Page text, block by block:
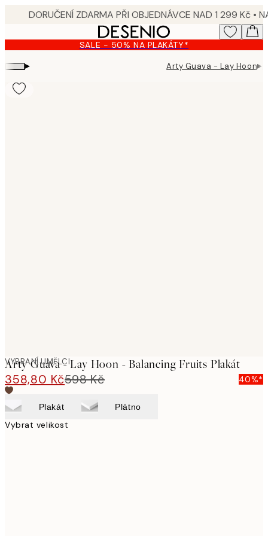
content.
SALE - 50% NA PLAKÁTY*
▸ Arty Guava - Lay Hoon▸
VYBRANÍ UMĚLCI
Arty Guava - Lay Hoon - Balancing Fruits Plakát
358,80 Kč598 Kč 40%*
Plakát Plátno
Vybrat velikost